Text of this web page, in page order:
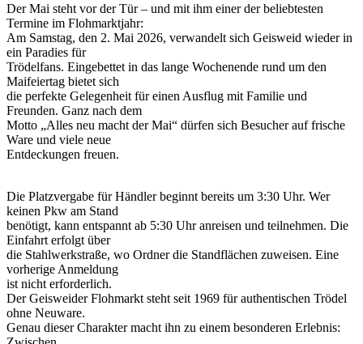
Der Mai steht vor der Tür – und mit ihm einer der beliebtesten
Termine im Flohmarktjahr:
Am Samstag, den 2. Mai 2026, verwandelt sich Geisweid wieder in
ein Paradies für
Trödelfans. Eingebettet in das lange Wochenende rund um den
Maifeiertag bietet sich
die perfekte Gelegenheit für einen Ausflug mit Familie und
Freunden. Ganz nach dem
Motto „Alles neu macht der Mai“ dürfen sich Besucher auf frische
Ware und viele neue
Entdeckungen freuen.
Die Platzvergabe für Händler beginnt bereits um 3:30 Uhr. Wer
keinen Pkw am Stand
benötigt, kann entspannt ab 5:30 Uhr anreisen und teilnehmen. Die
Einfahrt erfolgt über
die Stahlwerkstraße, wo Ordner die Standflächen zuweisen. Eine
vorherige Anmeldung
ist nicht erforderlich.
Der Geisweider Flohmarkt steht seit 1969 für authentischen Trödel
ohne Neuware.
Genau dieser Charakter macht ihn zu einem besonderen Erlebnis: